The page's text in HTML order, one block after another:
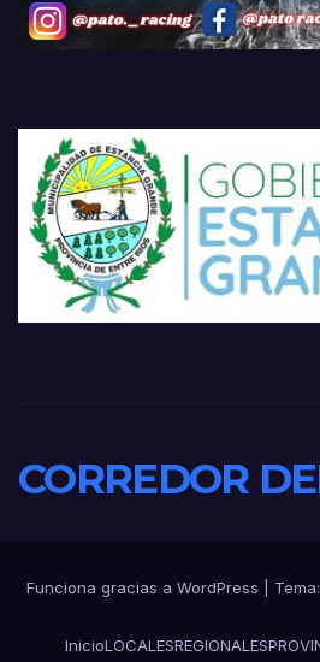
CORREDOR
Funciona gracias a WordPress Tema:
InicioLOCALESREGIONALES